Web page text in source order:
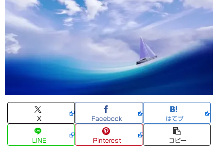
X Facebook はてブ
LINE Pinterest コピー